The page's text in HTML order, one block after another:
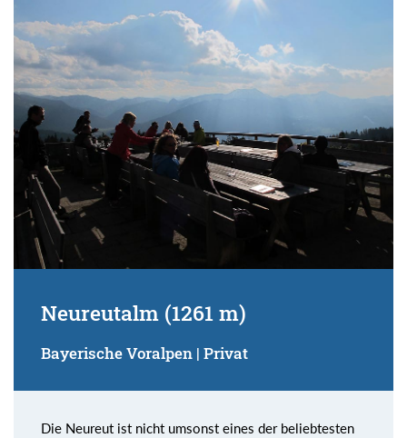
Neureutalm (1261 m)
Bayerische Voralpen | Privat
Die Neureut ist nicht umsonst eines der beliebtesten